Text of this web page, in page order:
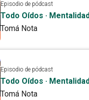
Episodio de pódcast
Todo Oídos ·
Tomá Nota
Episodio de pódcast
Todo Oídos ·
Tomá Nota